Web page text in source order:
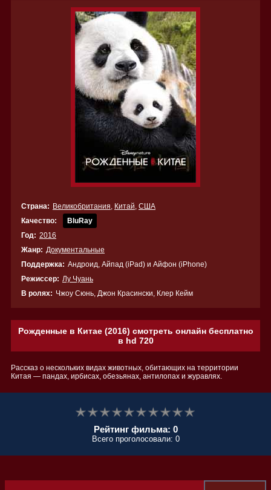
Страна: Великобритания, Китай, США
Качество:
BluRay
Год: 2016
Жанр: Документальные
Поддержка: Андроид, Айпад (iPad) и Айфон (iPhone)
Режиссер: Лу Чуань
В ролях: Чжоу Сюнь, Джон Красински, Клер Кейм
Рожденные в Китае (2016) смотреть онлайн бесплатно
в hd 720
Рассказ о нескольких видах животных, обитающих на территории
Китая — пандах, ирбисах, обезьянах, антилопах и журавлях.
Рейтинг фильма: 0
Всего проголосовали: 0